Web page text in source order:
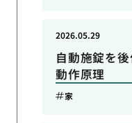
自動施錠を
動作原理
2026.05.29
家